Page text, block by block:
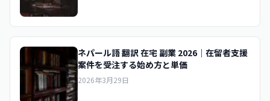
ネパール語 翻訳 在宅 副業 2026｜在留者支援
案件を受注する始め方と単価
2026年3月29日